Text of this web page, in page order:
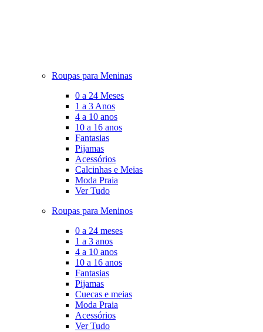
Roupas para Meninas
0 a 24 Meses
1 a 3 Anos
4 a 10 anos
10 a 16 anos
Fantasias
Pijamas
Acessórios
Calcinhas e Meias
Moda Praia
Ver Tudo
Roupas para Meninos
0 a 24 meses
1 a 3 anos
4 a 10 anos
10 a 16 anos
Fantasias
Pijamas
Cuecas e meias
Moda Praia
Acessórios
Ver Tudo